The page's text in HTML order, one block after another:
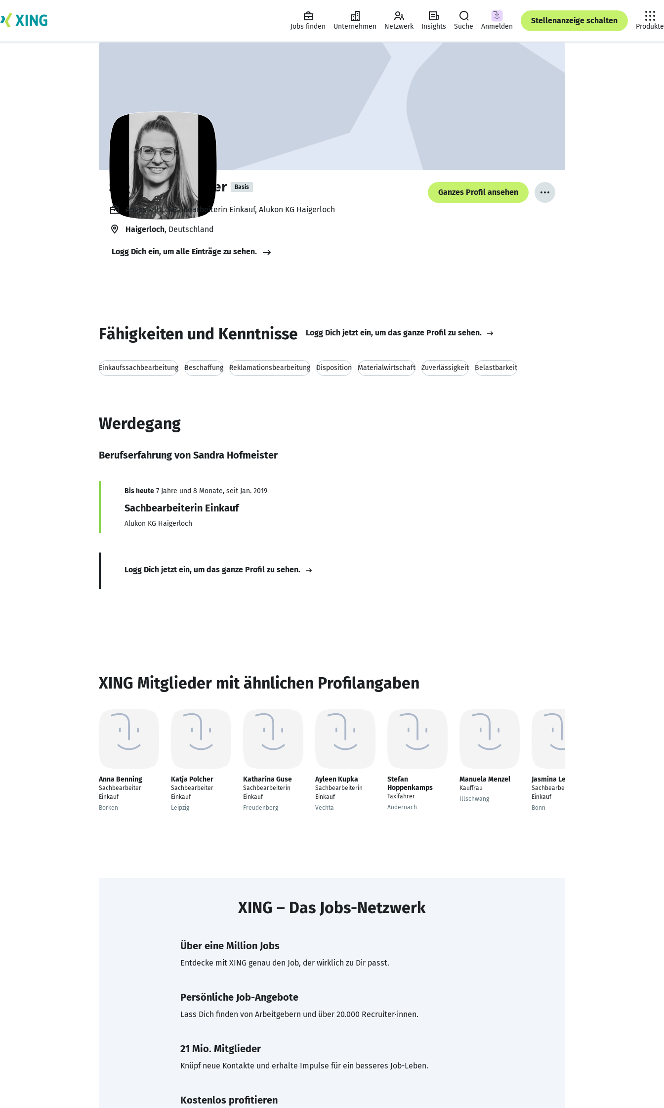
Jobs finden Unternehmen Netzwerk Insights Suche Anmelden
Stellenanzeige schalten
Produkte
Sandra Hofmeister Basis
Ganzes Profil ansehen
Angestellt, Sachbearbeiterin Einkauf, Alukon KG Haigerloch
Haigerloch, Deutschland
Logg Dich ein, um alle Einträge zu sehen.
Fähigkeiten und Kenntnisse Logg Dich jetzt ein, um das ganze Profil zu sehen.
Einkaufssachbearbeitung Beschaffung Reklamationsbearbeitung Disposition Materialwirtschaft Zuverlässigkeit Belastbarkeit
Werdegang
Berufserfahrung von Sandra Hofmeister
Bis heute 7 Jahre und 8 Monate, seit Jan. 2019
Sachbearbeiterin Einkauf
Alukon KG Haigerloch
Logg Dich jetzt ein, um das ganze Profil zu sehen.
XING Mitglieder mit ähnlichen Profilangaben
Anna Benning
Sachbearbeiter
Einkauf
Borken
Katja Polcher
Sachbearbeiter
Einkauf
Leipzig
Katharina Guse
Sachbearbeiterin
Einkauf
Freudenberg
Ayleen Kupka
Sachbearbeiterin
Einkauf
Vechta
Stefan
Hoppenkamps
Taxifahrer
Andernach
Manuela Menzel
Kauffrau
Illschwang
Jasmina Lenz
Sachbearbeiterin
Einkauf
Bonn
XING – Das Jobs-Netzwerk
Über eine Million Jobs
Entdecke mit XING genau den Job, der wirklich zu Dir passt.
Persönliche Job-Angebote
Lass Dich finden von Arbeitgebern und über 20.000 Recruiter·innen.
21 Mio. Mitglieder
Knüpf neue Kontakte und erhalte Impulse für ein besseres Job-Leben.
Kostenlos profitieren